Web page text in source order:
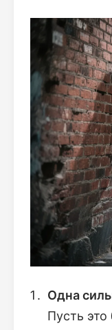
Одна
Пусть это